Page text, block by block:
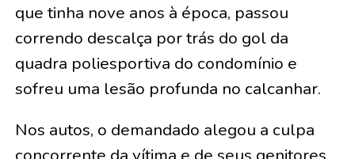
que tinha nove anos à época, passou
correndo descalça por trás do gol da
quadra poliesportiva do condomínio e
sofreu uma lesão profunda no calcanhar.
Nos autos, o demandado alegou a culpa